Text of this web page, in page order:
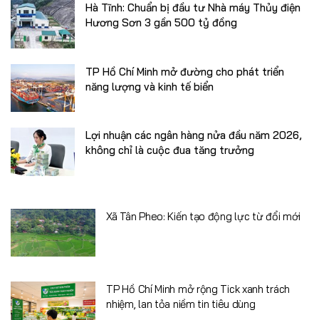
Hà Tĩnh: Chuẩn bị đầu tư Nhà máy Thủy điện
Hương Sơn 3 gần 500 tỷ đồng
TP Hồ Chí Minh mở đường cho phát triển
năng lượng và kinh tế biển
Lợi nhuận các ngân hàng nửa đầu năm 2026,
không chỉ là cuộc đua tăng trưởng
Xã Tân Pheo: Kiến tạo động lực từ đổi mới
TP Hồ Chí Minh mở rộng Tick xanh trách
nhiệm, lan tỏa niềm tin tiêu dùng